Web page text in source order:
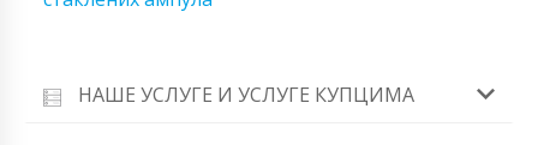
НАШЕ УСЛУГЕ И УСЛУГЕ КУПЦИМА